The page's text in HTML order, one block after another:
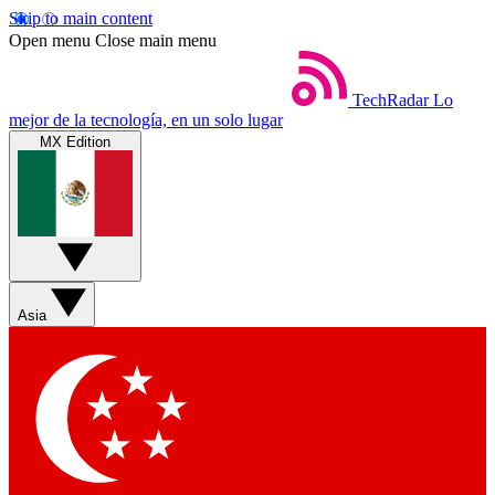
Skip to main content
Open menu Close main menu
TechRadar Lo
mejor de la tecnología, en un solo lugar
MX Edition
Asia